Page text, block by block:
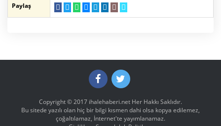
Paylaş
Copyright © 2017 ihalehaberi.net Her Hakkı Saklıdır.
Bu sitede yazılı olan hiç bir bilgi kısmen dahi olsa kopya edilemez,
çoğaltılamaz, İnternet'te yayımlanamaz.